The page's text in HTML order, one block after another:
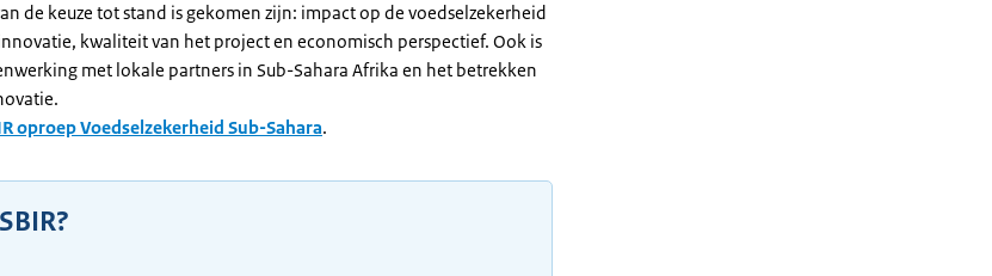
de keuze tot stand is gekomen zijn: impact op de voedselzekerheid
kwaliteit van het project en economisch perspectief. Ook is
met lokale partners in Sub-Sahara Afrika en het betrekken
oproep Voedselzekerheid Sub-Sahara.